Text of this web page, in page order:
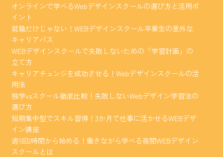
オンラインで学べるWebデザインスクールの選び方と活用ポ
イント
就職だけじゃない！WEBデザインスクール卒業生の意外な
キャリアパス
WEBデザインスクールで失敗しないための「学習計画」の
立て方
キャリアチェンジを成功させる！Webデザインスクールの活
用法
独学vsスクール徹底比較！失敗しないWebデザイン学習法の
選び方
短期集中型でスキル習得！3か月で仕事に活かせるWEBデザ
イン講座
週1回2時間から始める！働きながら学べる夜間WEBデザイン
スクールとは